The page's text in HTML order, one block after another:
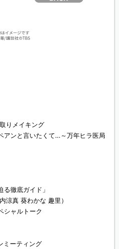
りメイキング
アンと言いたくて…～万年ヒラ医局
徹底ガイド」
涼真 葵わかな 趣里）
シャルトーク
ミーティング